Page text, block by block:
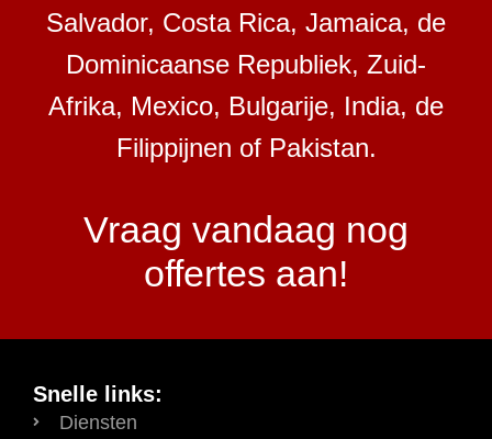
Salvador, Costa Rica, Jamaica, de
Dominicaanse Republiek, Zuid-
Afrika, Mexico, Bulgarije, India, de
Filippijnen of Pakistan.
Vraag vandaag nog
offertes aan!
Snelle links:
Diensten